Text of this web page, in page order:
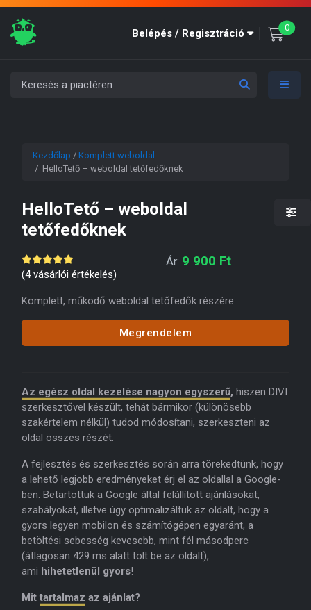
Belépés / Regisztráció 0
Kezdőlap / Komplett weboldal
/ HelloTető – weboldal tetőfedőknek
HelloTető – weboldal
tetőfedőknek
(4vásárlói értékelés)
Ár: 9 900 Ft
Komplett, működő weboldal tetőfedők részére.
Megrendelem
Az egész oldal kezelése nagyon egyszerű, hiszen DIVI
szerkesztővel készült, tehát bármikor (különösebb
szakértelem nélkül) tudod módosítani, szerkeszteni az
oldal összes részét.
A fejlesztés és szerkesztés során arra törekedtünk, hogy
a lehető legjobb eredményeket érj el az oldallal a Google-
ben. Betartottuk a Google által felállított ajánlásokat,
szabályokat, illetve úgy optimalizáltuk az oldalt, hogy a
gyors legyen mobilon és számítógépen egyaránt, a
betöltési sebesség kevesebb, mint fél másodperc
(átlagosan 429 ms alatt tölt be az oldalt),
ami hihetetlenül gyors!
Mit tartalmaz az ajánlat?